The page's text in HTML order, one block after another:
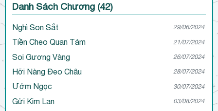
Danh Sách Chương (42)
Nghì Son Sắt 29/06/2024
Tiền Cheo Quan Tám 21/07/2024
Soi Gương Vàng 26/07/2024
Hỡi Nàng Đeo Châu 28/07/2024
Ướm Ngọc 30/07/2024
Gửi Kim Lan 03/08/2024